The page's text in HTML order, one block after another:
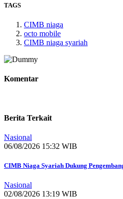
TAGS
CIMB niaga
octo mobile
CIMB niaga syariah
Komentar
Berita Terkait
Nasional
06/08/2026 15:32 WIB
CIMB Niaga Syariah Dukung
Nasional
02/08/2026 13:19 WIB